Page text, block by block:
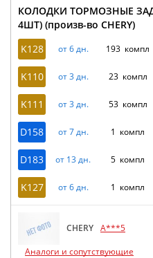
КОЛОДКИ ТОРМОЗНЫЕ
4ШТ) (произв-во CHERY)
K128
от 6 дн. 193 компл
K110 от 3 дн. 23 компл
K111 от 3 дн. 53 компл
D158 от 7 дн. 1 компл
D183 от 13 дн. 5 компл
K127 от 6 дн. 1 компл
CHERY A***5
Аналоги и сопутствующие